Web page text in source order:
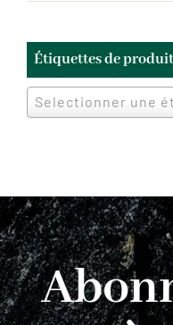
Étiquettes de
Selectionner une